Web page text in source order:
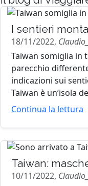
I sentieri
18/11/2022,
Taiwan somiglia in
parecchio
indicazioni sui
Taiwan è un’isola
Continua la lettura
Taiwan:
10/11/2022,